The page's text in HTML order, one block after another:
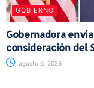
GOBIERNO
Gobernadora
consideración del
agosto 6, 2026